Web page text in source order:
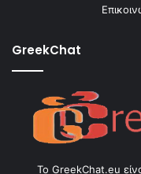
GreekChat
Το GreekChat.eu